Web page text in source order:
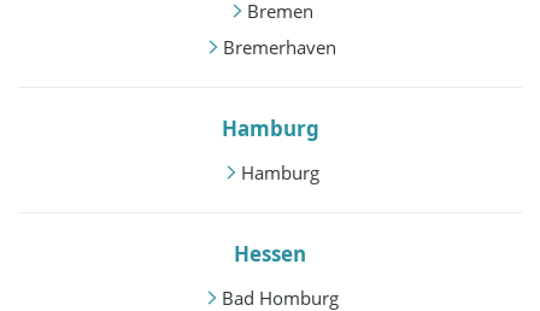
Bremen
Bremerhaven
Hamburg
Hamburg
Hessen
Bad Homburg